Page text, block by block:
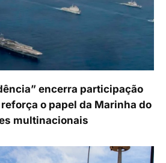
encerra participação
reforça o papel da Marinha do
multinacionais